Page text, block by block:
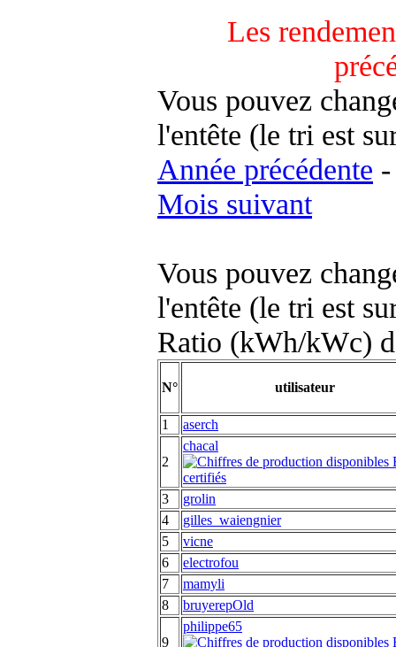
Les
Vous pouvez
l'entête (le tri est
Année précédente -
Mois suivant
Vous pouvez
l'entête (le tri est
Ratio (kWh/kWc)
N° utilisateur
1 aserch
2
chacal
3
grolin
4
gilles_waiengnier
5
vicne
6
electrofou
7
mamyli
8
bruyerepOld
9
philippe65